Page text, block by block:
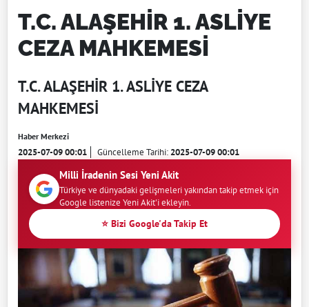
T.C. ALAŞEHİR 1. ASLİYE
CEZA MAHKEMESİ
T.C. ALAŞEHİR 1. ASLİYE CEZA
MAHKEMESİ
Haber Merkezi
2025-07-09 00:01 Güncelleme Tarihi:2025-07-09 00:01
Milli İradenin Sesi Yeni Akit
Türkiye ve dünyadaki gelişmeleri yakından takip etmek için
Google listenize Yeni Akit'i ekleyin.
⭐ Bizi Google'da Takip Et